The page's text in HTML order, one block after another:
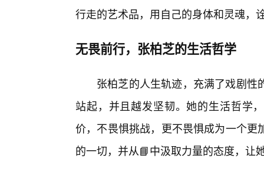
行走的艺术品，用自己的身体和灵魂，
无畏前行，张柏芝的生活哲学
张柏芝的人生轨迹，充满了戏剧
站起，并且越发坚韧。她的生活哲学
价，不畏惧挑战，更不畏惧成为一个
的一切，并从📘中汲取力量的态度，让